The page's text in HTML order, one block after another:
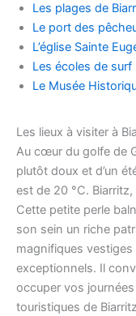
Les plages de
Le port des
L’église Sainte
Les écoles de surf
Le Musée
Les lieux à visiter à
Au cœur du golfe de
plutôt doux et d’un
est de 20 °C.
Cette petite perle
son sein un riche
magnifiques
exceptionnels. Il
occuper vos
touristiques de